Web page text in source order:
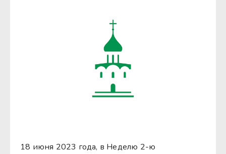
18 июня 2023 года, в Неделю 2-ю